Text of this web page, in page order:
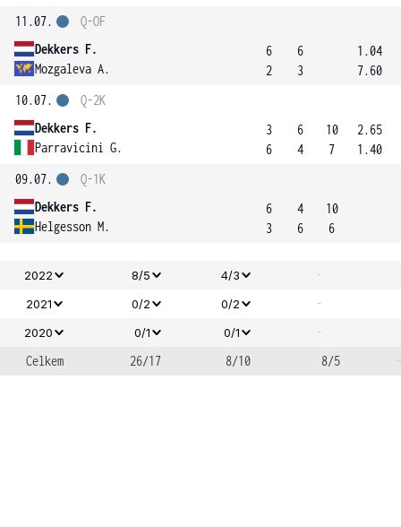
11.07.
Dekkers F.
Mozgaleva A.
Q-OF
6
2
6
3
1.04
7.60
10.07.
Dekkers F.
Parravicini G.
Q-2K
3
6
6
4
10
7
2.65
1.40
09.07.
Dekkers F.
Helgesson M.
Q-1K
6
3
4
6
10
6
2022 8/5 4/3 -
2021 0/2 0/2 -
2020 0/1 0/1
-
Celkem
26/17 8/10 8/5